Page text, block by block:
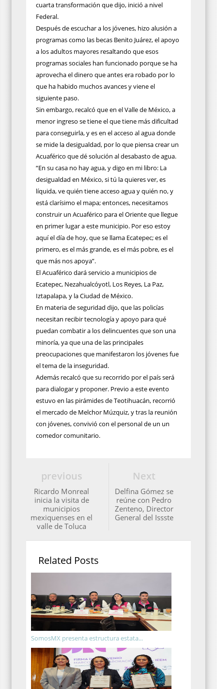
cuarta transformación que dijo, inició a nivel
Federal.
Después de escuchar a los jóvenes, hizo alusión a
programas como las becas Benito Juárez, el apoyo
a los adultos mayores resaltando que esos
programas sociales han funcionado porque se ha
aprovecha el dinero que antes era robado por lo
que ha habido muchos avances y viene el
siguiente paso.
Sin embargo, recalcó que en el Valle de México, a
menor ingreso se tiene el que tiene más dificultad
para conseguirla, y es en el acceso al agua donde
se mide la desigualdad, por lo que piensa crear un
Acuaférico que dé solución al desabasto de agua.
“En su casa no hay agua, y digo en mi libro: La
desigualdad en México, si tú la quieres ver, es
líquida, ve quién tiene acceso agua y quién no, y
está clarísimo el mapa; entonces, necesitamos
construir un Acuaférico para el Oriente que llegue
en primer lugar a este municipio. Por eso estoy
aquí el día de hoy, que se llama Ecatepec; es el
primero, es el más grande, es el más pobre, es el
que más nos apoya”.
El Acuaférico dará servicio a municipios de
Ecatepec, Nezahualcóyotl, Los Reyes, La Paz,
Iztapalapa, y la Ciudad de México.
En materia de seguridad dijo, que las policías
necesitan recibir tecnología y apoyo para qué
puedan combatir a los delincuentes que son una
minoría, ya que una de las principales
preocupaciones que manifestaron los jóvenes fue
el tema de la inseguridad.
Además recalcó que su recorrido por el país será
para dialogar y proponer. Previo a este evento
estuvo en las pirámides de Teotihuacán, recorrió
el mercado de Melchor Múzquiz, y tras la reunión
con jóvenes, convivió con el personal de un un
comedor comunitario.
Next
Delfina Gómez se
reúne con Pedro
Zenteno, Director
General del Issste
previous
Ricardo Monreal
inicia la visita de
municipios
mexiquenses en el
valle de Toluca
Related Posts
SomosMX presenta estructura estata...